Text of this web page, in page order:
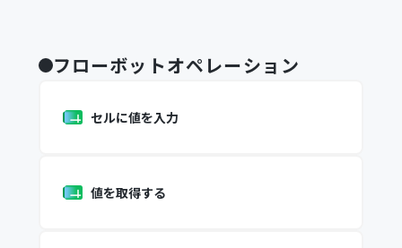
フローボットオペレーション
セルに値を入力
値を取得する